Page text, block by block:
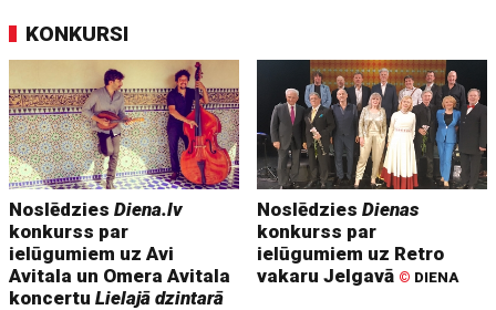
KONKURSI
NoslēdziesDiena.lv
konkurss par
ielūgumiem uz Avi
Avitala un Omera Avitala
koncertuLielajā dzintarā
NoslēdziesDienas
konkurss par
ielūgumiem uz Retro
vakaru Jelgavā © DIENA